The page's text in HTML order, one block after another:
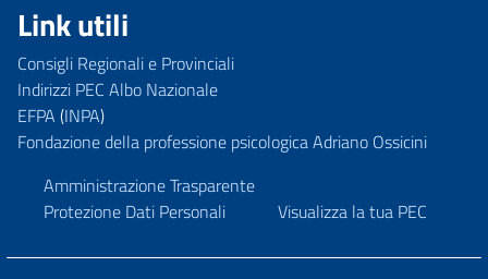
Link utili
Consigli Regionali e Provinciali
Indirizzi PEC Albo Nazionale
EFPA (INPA)
Fondazione della professione psicologica Adriano Ossicini
Amministrazione Trasparente
Protezione Dati Personali
Visualizza la tua PEC